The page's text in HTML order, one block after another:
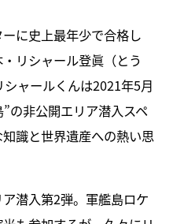
に史上最年少で合格し
リシャール登眞（とう
ャールくんは2021年5月
の非公開エリア潜入スペ
識と世界遺産への熱い思
潜入第2弾。軍艦島ロケ